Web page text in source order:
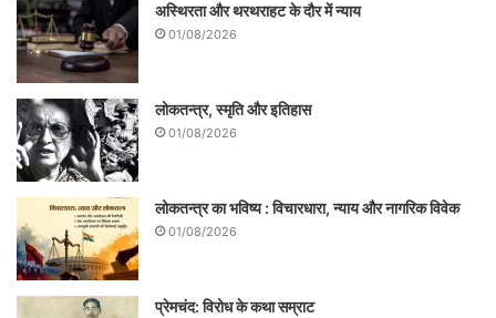
लेखक : प्रो. संजय द्विवेदी
मूल्य : 599 रुपये
प्रकाशक : यश पब्लिकेशंस, 4754/23, अंसारी
रोड़, दरियागंज, नई दिल्ली-110002
.
अस्थिरता और थरथराहट के दौर में न्याय
01/08/2026
लोकतन्त्र, स्मृति और इतिहास
01/08/2026
लोकतन्त्र का भविष्य : विचारधारा, न्याय और नागरिक विवेक
01/08/2026
प्रेमचंद: विरोध के कथा सम्राट